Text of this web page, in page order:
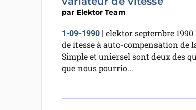
par Elektor Team
1-09-1990| elektor septembre
de itesse à auto-compensation de
Simple et uniersel sont deux des
que nous pourrio...